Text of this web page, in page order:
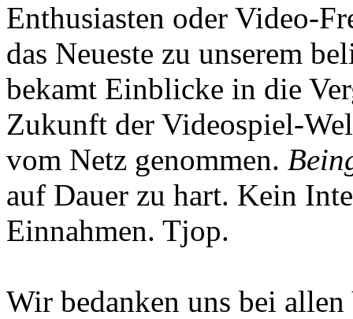
Enthusiasten oder Video-
das Neueste zu unserem
bekamt Einblicke in die
Zukunft der Videospiel-
vom Netz genommen.
auf Dauer zu hart. Kein
Einnahmen. Tjop.
Wir bedanken uns bei